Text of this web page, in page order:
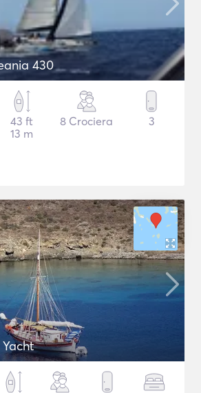
430
43 ft
13 m
8 Crociera 3